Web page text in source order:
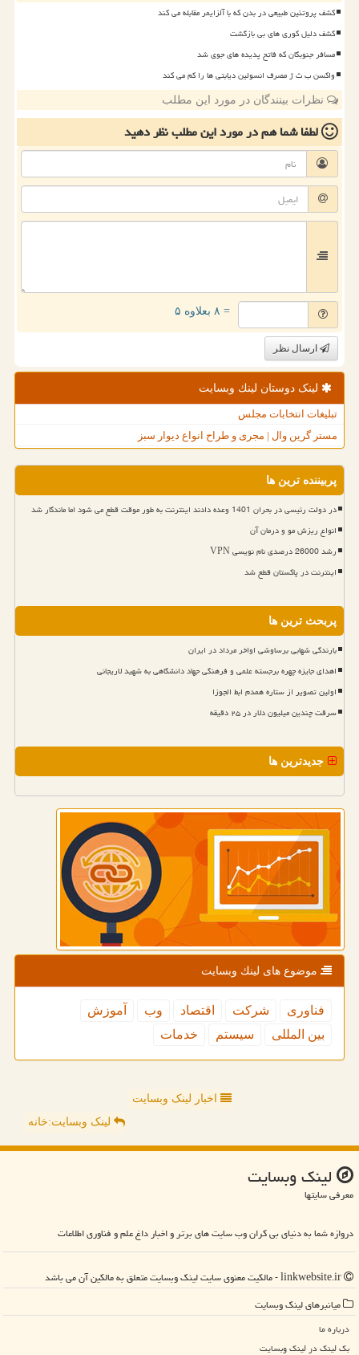
کشف پروتئین طبیعی در بدن که با آلزایمر مقابله می کند
کشف دلیل کوری های بی بازگشت
مسافر جنوبگان که فاتح پدیده های جوی شد
واکسن ب ث ژ مصرف انسولین دیابتی ها را کم می کند
نظرات بینندگان در مورد این مطلب
لطفا شما همدر مورد این مطلبنظر دهید
= ۸ بعلاوه ۵
ارسال نظر
لینک دوستان لینك وبسایت
تبلیغات انتخابات مجلس
مستر گرین وال | مجری و طراح انواع دیوار سبز
پربیننده ترین ها
در دولت رئیسی در بحران 1401 وعده دادند اینترنت به طور موقت قطع می شود اما ماندگار شد
انواع ریزش مو و درمان آن
رشد 26000 درصدی نام نویسی VPN
اینترنت در پاکستان قطع شد
پربحث ترین ها
بارندگی شهابی برساوشی اواخر مرداد در ایران
اهدای جایزه چهره برجسته علمی و فرهنگی جهاد دانشگاهی به شهید لاریجانی
اولین تصویر از ستاره همدم ابط الجوزا
سرقت چندین میلیون دلار در ۲۵ دقیقه
جدیدترین ها
موضوع های لینك وبسایت
فناوری شركت اقتصاد وب
آموزش
بین المللی
سیستم خدمات
اخبار لینک وبسایت
لینک وبسایت:خانه
لینك وبسایت
معرفی سایتها
دروازه شما به دنیای بی کران وب سایت های برتر و اخبار داغ علم و فناوری اطلاعات
میانبرهای لینك وبسایت
درباره ما
بک لینک در لینك وبسایت